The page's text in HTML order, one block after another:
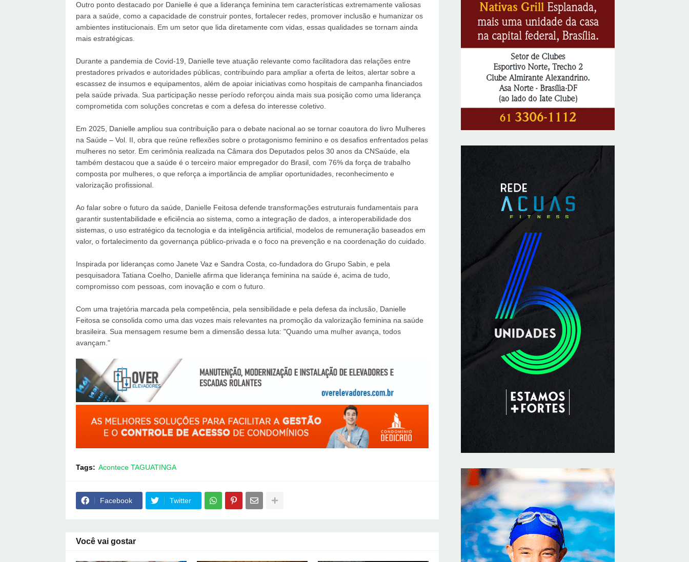
Outro ponto destacado por Danielle é que a liderança feminina tem características extremamente valiosas
para a saúde, como a capacidade de construir pontes, fortalecer redes, promover inclusão e humanizar os
ambientes institucionais. Em um setor que lida diretamente com vidas, essas qualidades se tornam ainda
mais estratégicas.
Durante a pandemia de Covid-19, Danielle teve atuação relevante como facilitadora das relações entre
prestadores privados e autoridades públicas, contribuindo para ampliar a oferta de leitos, alertar sobre a
escassez de insumos e equipamentos, além de apoiar iniciativas como hospitais de campanha financiados
pela saúde privada. Sua participação nesse período reforçou ainda mais sua posição como uma liderança
comprometida com soluções concretas e com a defesa do interesse coletivo.
Em 2025, Danielle ampliou sua contribuição para o debate nacional ao se tornar coautora do livro Mulheres
na Saúde – Vol. II, obra que reúne reflexões sobre o protagonismo feminino e os desafios enfrentados pelas
mulheres no setor. Em cerimônia realizada na Câmara dos Deputados pelos 30 anos da CNSaúde, ela
também destacou que a saúde é o terceiro maior empregador do Brasil, com 76% da força de trabalho
composta por mulheres, o que reforça a importância de ampliar oportunidades, reconhecimento e
valorização profissional.
Ao falar sobre o futuro da saúde, Danielle Feitosa defende transformações estruturais fundamentais para
garantir sustentabilidade e eficiência ao sistema, como a integração de dados, a interoperabilidade dos
sistemas, o uso estratégico da tecnologia e da inteligência artificial, modelos de remuneração baseados em
valor, o fortalecimento da governança público-privada e o foco na prevenção e na coordenação do cuidado.
Inspirada por lideranças como Janete Vaz e Sandra Costa, co-fundadora do Grupo Sabin, e pela
pesquisadora Tatiana Coelho, Danielle afirma que liderança feminina na saúde é, acima de tudo,
compromisso com pessoas, com inovação e com o futuro.
Com uma trajetória marcada pela competência, pela sensibilidade e pela defesa da inclusão, Danielle
Feitosa se consolida como uma das vozes mais relevantes na promoção da valorização feminina na saúde
brasileira. Sua mensagem resume bem a dimensão dessa luta: "Quando uma mulher avança, todos
avançam."
Tags: Acontece TAGUATINGA
Facebook Twitter
Você vai gostar
8/6/2026
CIEE e Tribunal Regional Federal da 1ª
Região - TRF abrem processo seletivo
para o Programa de Estágio
“Você sabe com quem está falando?”: A
corrupção sistêmica nos órgãos públicos
Jardim Botânico: MPDFT ajuíza ação
contra obras em sítio arqueológico pré-
Provedores de internet transformam o Wi-
Autoridades celebram legado de Augusto
Nardes em jantar em Brasília
Unidade oferece atendimento
especializado a crianças e adolescentes
vítimas de violência sexual no DF
Planaltina terá reforço de ônibus para a 6ª
Feira Nacional da Uva e do Vinho
Endereços em Planaltina terão o
fornecimento de energia interrompido
nesta quinta-feira (6)
Lactário do Hospital de Base garante
alimentação segura e personalizada aos
pacientes